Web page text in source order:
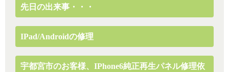
先日の出来事・・・
IPad/Androidの修理
宇都宮市のお客様、iPhone6純正再生パネル修理依